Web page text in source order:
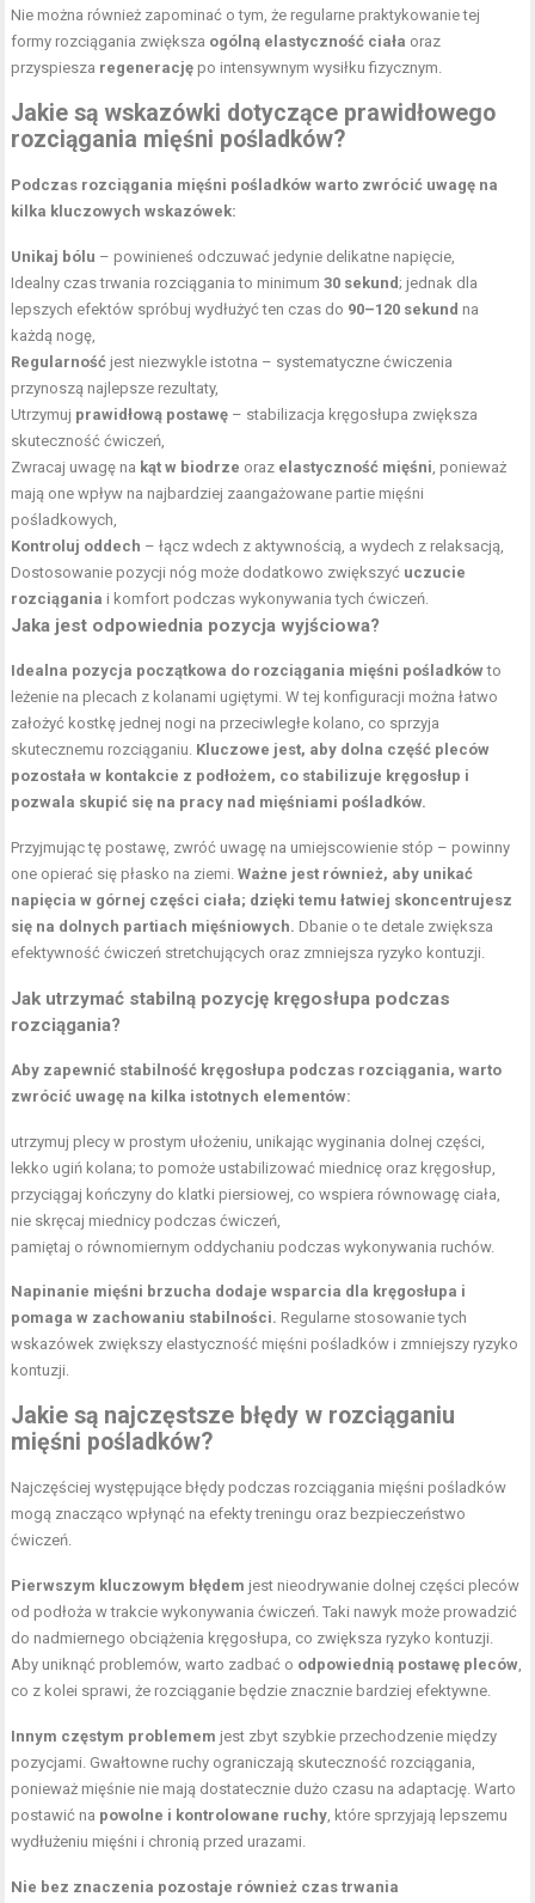
Nie można również zapominać o tym, że regularne praktykowanie tej
formy rozciągania zwiększa ogólną elastyczność ciała oraz
przyspiesza regenerację po intensywnym wysiłku fizycznym.
Jakie są wskazówki dotyczące prawidłowego
rozciągania mięśni pośladków?
Podczas rozciągania mięśni pośladków warto zwrócić uwagę na
kilka kluczowych wskazówek:
Unikaj bólu – powinieneś odczuwać jedynie delikatne napięcie,
Idealny czas trwania rozciągania to minimum30 sekund; jednak dla
lepszych efektów spróbuj wydłużyć ten czas do 90–120 sekund na
każdą nogę,
Regularność jest niezwykle istotna – systematyczne ćwiczenia
przynoszą najlepsze rezultaty,
Utrzymuj prawidłową postawę – stabilizacja kręgosłupa zwiększa
skuteczność ćwiczeń,
Zwracaj uwagę na kąt w biodrze oraz elastyczność mięśni, ponieważ
mają one wpływ na najbardziej zaangażowane partie mięśni
pośladkowych,
Kontroluj oddech – łącz wdech z aktywnością, a wydech z relaksacją,
Dostosowanie pozycji nóg może dodatkowo zwiększyć uczucie
rozciągania i komfort podczas wykonywania tych ćwiczeń.
Jaka jest odpowiednia pozycja wyjściowa?
Idealna pozycja początkowa do rozciągania mięśni pośladkówto
leżenie na plecach z kolanami ugiętymi. W tej konfiguracji można łatwo
założyć kostkę jednej nogi na przeciwległe kolano, co sprzyja
skutecznemu rozciąganiu. Kluczowe jest, aby dolna część pleców
pozostała w kontakcie z podłożem, co stabilizuje kręgosłup i
pozwala skupić się na pracy nad mięśniami pośladków.
Przyjmując tę postawę, zwróć uwagę na umiejscowienie stóp – powinny
one opierać się płasko na ziemi.Ważne jest również, aby unikać
napięcia w górnej części ciała; dzięki temu łatwiej skoncentrujesz
się na dolnych partiach mięśniowych. Dbanie o te detale zwiększa
efektywność ćwiczeń stretchujących oraz zmniejsza ryzyko kontuzji.
Jak utrzymać stabilną pozycję kręgosłupa podczas
rozciągania?
Aby zapewnić stabilność kręgosłupa podczas rozciągania, warto
zwrócić uwagę na kilka istotnych elementów:
utrzymuj plecy w prostym ułożeniu, unikając wyginania dolnej części,
lekko ugiń kolana; to pomoże ustabilizować miednicę oraz kręgosłup,
przyciągaj kończyny do klatki piersiowej, co wspiera równowagę ciała,
nie skręcaj miednicy podczas ćwiczeń,
pamiętaj o równomiernym oddychaniu podczas wykonywania ruchów.
Napinanie mięśni brzucha dodaje wsparcia dla kręgosłupa i
pomaga w zachowaniu stabilności. Regularne stosowanie tych
wskazówek zwiększy elastyczność mięśni pośladków i zmniejszy ryzyko
kontuzji.
Jakie są najczęstsze błędy w rozciąganiu
mięśni pośladków?
Najczęściej występujące błędy podczas rozciągania mięśni pośladków
mogą znacząco wpłynąć na efekty treningu oraz bezpieczeństwo
ćwiczeń.
Pierwszym kluczowym błędem jest nieodrywanie dolnej części pleców
od podłoża w trakcie wykonywania ćwiczeń. Taki nawyk może prowadzić
do nadmiernego obciążenia kręgosłupa, co zwiększa ryzyko kontuzji.
Aby uniknąć problemów, warto zadbać o odpowiednią postawę pleców,
co z kolei sprawi, że rozciąganie będzie znacznie bardziej efektywne.
Innym częstym problemem jest zbyt szybkie przechodzenie między
pozycjami. Gwałtowne ruchy ograniczają skuteczność rozciągania,
ponieważ mięśnie nie mają dostatecznie dużo czasu na adaptację. Warto
postawić na powolne i kontrolowane ruchy, które sprzyjają lepszemu
wydłużeniu mięśni i chronią przed urazami.
Nie bez znaczenia pozostaje również czas trwania